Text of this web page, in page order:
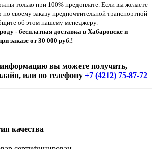
только при 100% предоплате. Если вы желаете
по своему заказу предпочтительной транспортной
об этом нашему менеджеру.
- бесплатная доставка в Хабаровске и
заказе от 30 000 руб.!
вы можете получить,
или по телефону +7 (4212) 75-87-72
качества